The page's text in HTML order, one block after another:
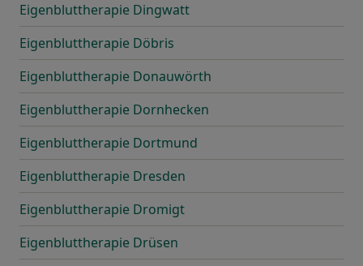
Eigenbluttherapie Dingwatt
Eigenbluttherapie Döbris
Eigenbluttherapie Donauwörth
Eigenbluttherapie Dornhecken
Eigenbluttherapie Dortmund
Eigenbluttherapie Dresden
Eigenbluttherapie Dromigt
Eigenbluttherapie Drüsen